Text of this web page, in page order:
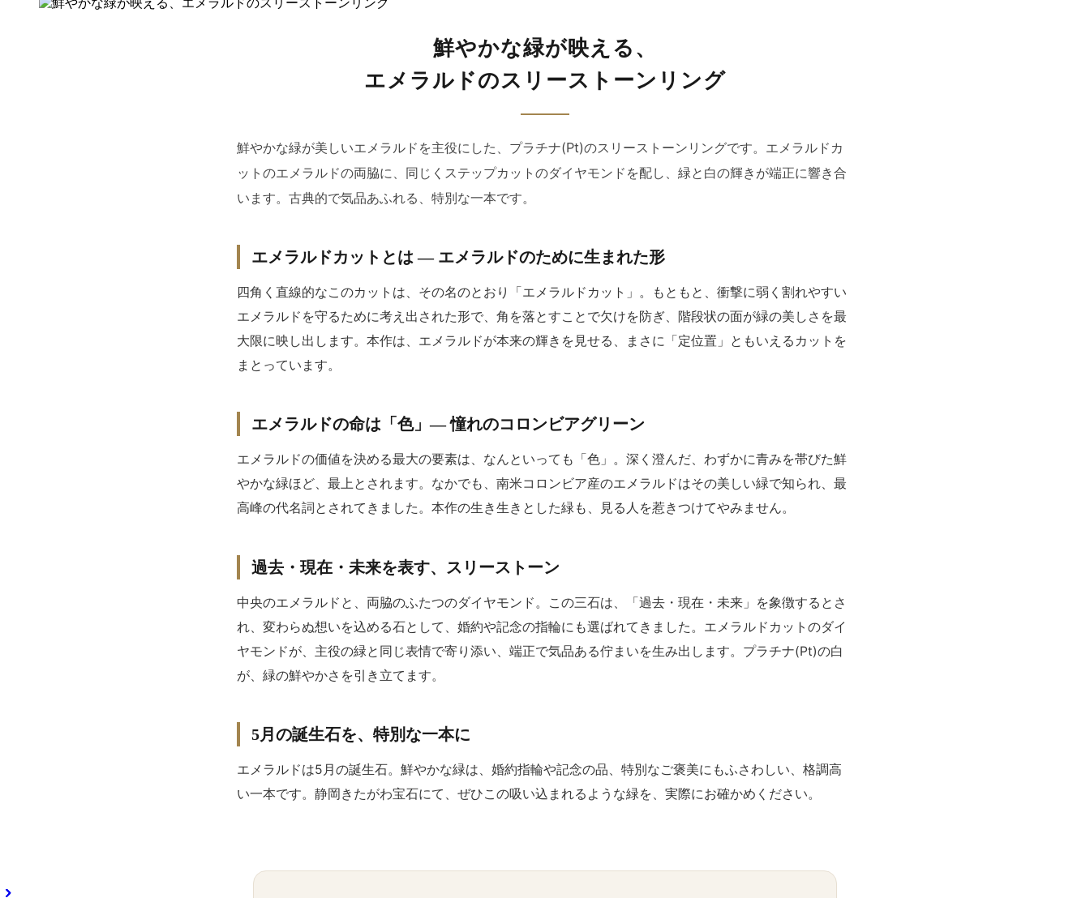
鮮やかな緑が映える、
エメラルドのスリーストーンリング
鮮やかな緑が美しいエメラルドを主役にした、プラチナ(Pt)のスリーストーンリングです。エメラルドカ
ットのエメラルドの両脇に、同じくステップカットのダイヤモンドを配し、緑と白の輝きが端正に響き合
います。古典的で気品あふれる、特別な一本です。
エメラルドカットとは ― エメラルドのために生まれた形
四角く直線的なこのカットは、その名のとおり「エメラルドカット」。もともと、衝撃に弱く割れやすい
エメラルドを守るために考え出された形で、角を落とすことで欠けを防ぎ、階段状の面が緑の美しさを最
大限に映し出します。本作は、エメラルドが本来の輝きを見せる、まさに「定位置」ともいえるカットを
まとっています。
エメラルドの命は「色」― 憧れのコロンビアグリーン
エメラルドの価値を決める最大の要素は、なんといっても「色」。深く澄んだ、わずかに青みを帯びた鮮
やかな緑ほど、最上とされます。なかでも、南米コロンビア産のエメラルドはその美しい緑で知られ、最
高峰の代名詞とされてきました。本作の生き生きとした緑も、見る人を惹きつけてやみません。
過去・現在・未来を表す、スリーストーン
中央のエメラルドと、両脇のふたつのダイヤモンド。この三石は、「過去・現在・未来」を象徴するとさ
れ、変わらぬ想いを込める石として、婚約や記念の指輪にも選ばれてきました。エメラルドカットのダイ
ヤモンドが、主役の緑と同じ表情で寄り添い、端正で気品ある佇まいを生み出します。プラチナ(Pt)の白
が、緑の鮮やかさを引き立てます。
5月の誕生石を、特別な一本に
エメラルドは5月の誕生石。鮮やかな緑は、婚約指輪や記念の品、特別なご褒美にもふさわしい、格調高
い一本です。静岡きたがわ宝石にて、ぜひこの吸い込まれるような緑を、実際にお確かめください。